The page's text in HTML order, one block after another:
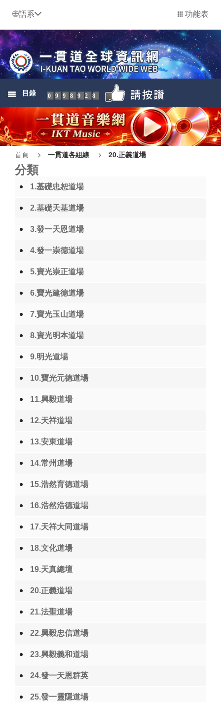
語系 功能表
目錄 0998928
首頁 一貫道各組線 20.正義道場
分類
1.基礎忠恕道場
2.基礎天基道場
3.發一天恩道場
4.發一崇德道場
5.寶光崇正道場
6.寶光建德道場
7.寶光玉山道場
8.寶光明本道場
9.明光道場
10.寶光元德道場
11.興毅道場
12.天祥道場
13.安東道場
14.常州道場
15.浩然育德道場
16.浩然浩德道場
17.天祥大同道場
18.文化道場
19.天真總壇
20.正義道場
21.法聖道場
22.興毅忠信道場
23.興毅義和道場
24.發一天恩群英
25.發一靈隱道場